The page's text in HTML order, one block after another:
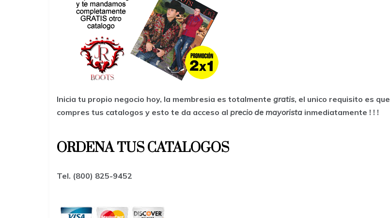
Inicia tu propio negocio hoy, la membresia es totalmente gratis, el unico requisito es que
compres tus catalogos y esto te da acceso al precio de mayorista inmediatamente ! ! !
ORDENA TUS CATALOGOS
Tel. (800) 825-9452